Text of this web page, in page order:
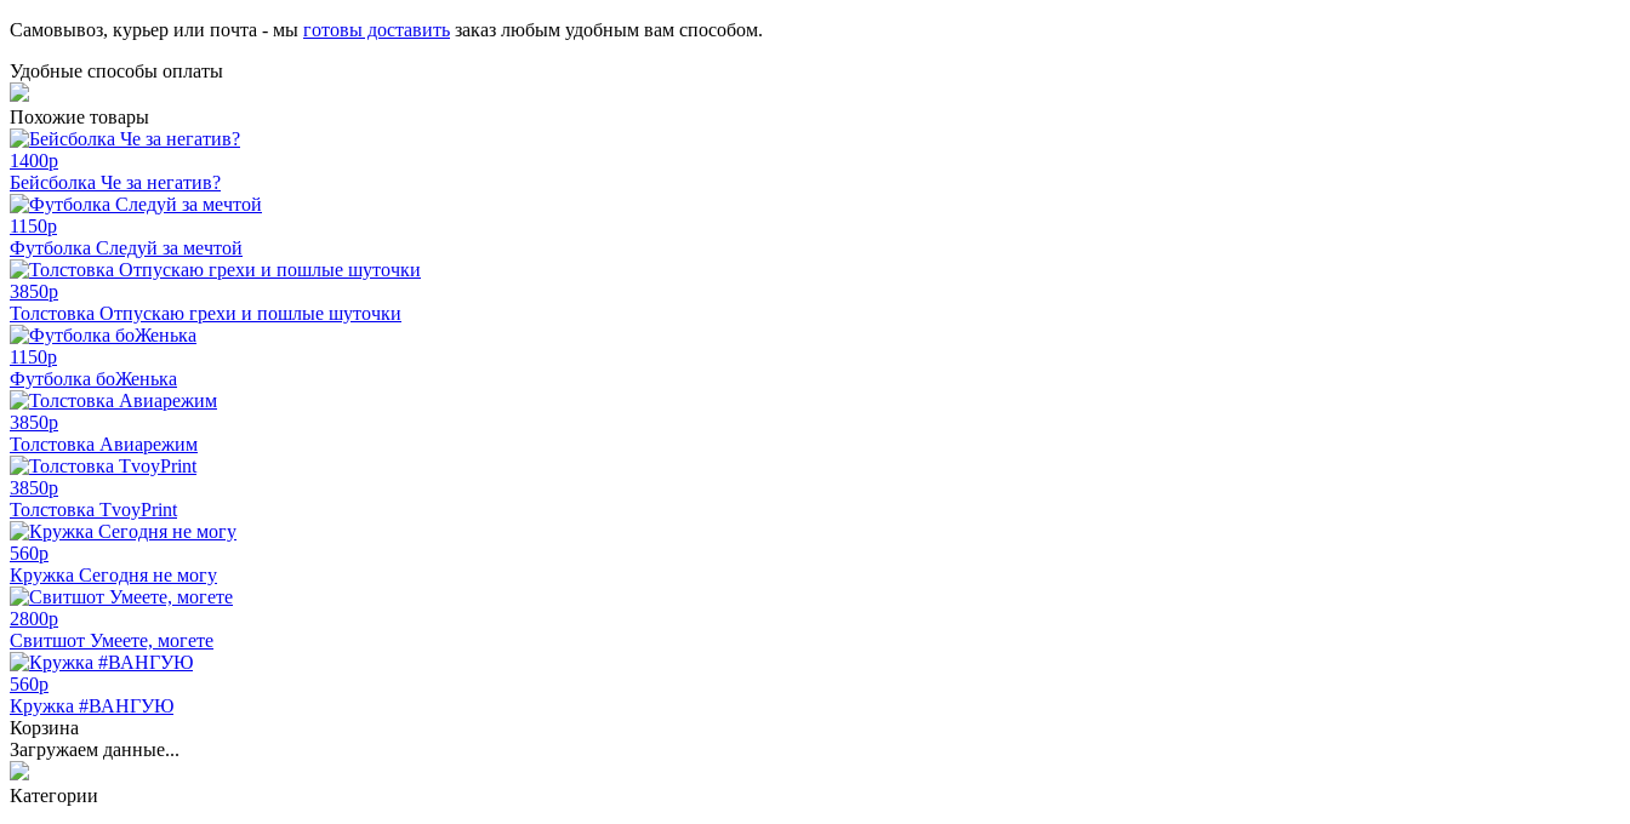
Самовывоз, курьер или почта - мы готовы доставить заказ любым удобным вам способом.
Удобные способы оплаты
Похожие товары
1400p
Бейсболка Че за негатив?
1150p
Футболка Следуй за мечтой
3850p
Толстовка Отпускаю грехи и пошлые шуточки
1150p
Футболка боЖенька
3850p
Толстовка Авиарежим
3850p
Толстовка TvoyPrint
560p
Кружка Сегодня не могу
2800p
Свитшот Умеете, могете
560p
Кружка #ВАНГУЮ
Корзина
Загружаем данные...
Категории